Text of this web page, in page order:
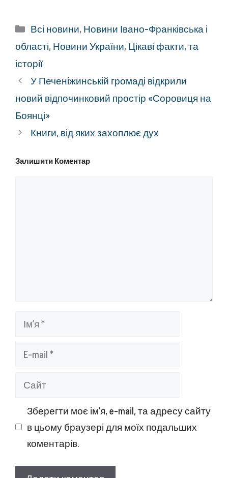
Категорії
Всі новини, Новини Івано-Франківська і
області, Новини України, Цікаві факти, та
історії
У Печеніжинській громаді відкрили
новий відпочинковий простір «Соровиця на
Боянці»
Книги, від яких захоплює дух
Залишити Коментар
Ім’я
Сайт
Зберегти моє ім'я, e-mail, та адресу сайту
в цьому браузері для моїх подальших
коментарів.